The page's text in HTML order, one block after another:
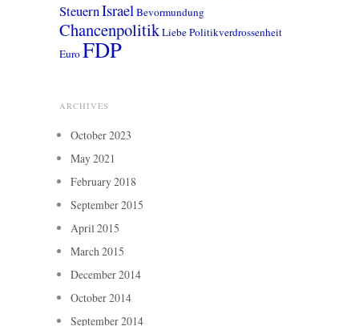
SteuernIsraelBevormundung
ChancenpolitikLiebePolitikverdrossenheit
EuroFDP
ARCHIVES
October 2023
May 2021
February 2018
September 2015
April 2015
March 2015
December 2014
October 2014
September 2014